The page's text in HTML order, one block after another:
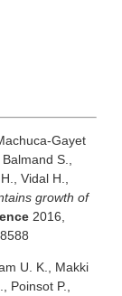
Gayet
S.,
Vidal H.,
growth of
2016,
U. K., Makki
Poinsot P.,